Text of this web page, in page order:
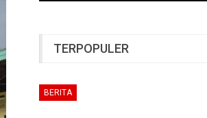
TERPOPULER
BERITA